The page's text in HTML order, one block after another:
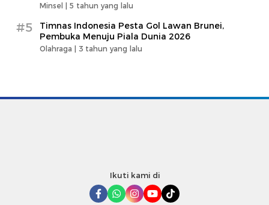
Minsel | 5 tahun yang lalu
#5
Timnas Indonesia Pesta Gol Lawan Brunei,
Pembuka Menuju Piala Dunia 2026
Olahraga | 3 tahun yang lalu
Ikuti kami di